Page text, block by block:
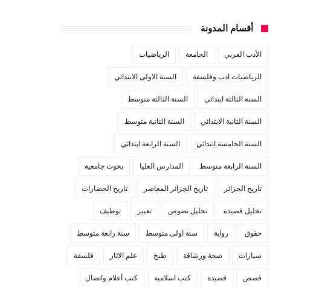
أقسام المدونة
الأدب العربي الجامعة الرياضيات
الرياضيات ادب وفلسفة السنة الاولى الابتدائي
السنة الثالثة ابتدائي السنة الثالثة متوسط
السنة الثانية الابتدائي السنة الثانية متوسط
السنة الخامسة ابتدائي السنة الرابعة ابتدائي
السنة الرابعة متوسط المدارس العليا بحوث جامعية
تاريخ الجزائر تاريخ الجزائر المعاصر تاريخ الحضارات
تحليل قصيدة تحليل نصوص تعبير توظيف
حقوق رواية سنة اولى متوسط سنة رابعة متوسط
سيارات صحة ورشاقة طبخ علم الاثار فلسفة
قصص قصيدة كتب اسلامية كتب أعلام واتصال